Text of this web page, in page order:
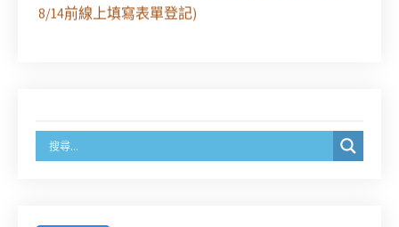
8/14前線上填寫表單登記)
臺灣新北地方法院115年第2次約聘辯護人公開甄選
簡章及報名表件【採通訊報名,115年9月11日止(以郵